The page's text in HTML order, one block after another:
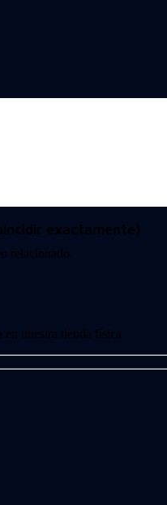
exactamente)
relacionado.
nuestra tienda física.